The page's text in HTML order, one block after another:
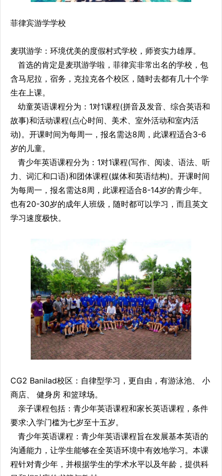
菲律宾游学学校
麦琪游学：环境优美的度假村式学校，师资实力雄厚。
首选的肯定是麦琪游学啦，菲律宾非常出名的学校，包
含马尼拉，宿务，克拉克各个校区，随时去都有几十个学
生在上课。
幼童英语课程分为：1对1课程(拼音及发音、综合英语和
故事)和活动课程(点心时间、美术、室外活动和室内活
动)。开课时间为每周一，报名需达8周，此课程适合3-6
岁的儿童。
青少年英语课程分为：1对1课程(写作、阅读、语法、听
力、词汇和口语)和团体课程(媒体和英语结构)。开课时间
为每周一，报名需达8周，此课程适合8-14岁的青少年。
也有20-30岁的成年人班级，随时都可以学习，而且英文
学习速度极快。
CG2 Banilad校区：自律型学习，更自由，有游泳池、 小
商店、 健身房 和篮球场。
亲子课程包括：青少年英语课程和家长英语课程，条件
要求:入学门槛为七岁至十五岁。
青少年英语课程：青少年英语课程旨在发展基本英语的
沟通能力，让学生能够在全英语环境中有效地学习。本课
程针对青少年，并根据学生的学术水平以及年龄，提供科